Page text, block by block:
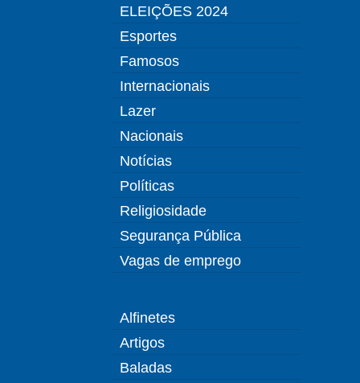
ELEIÇÕES 2024
Esportes
Famosos
Internacionais
Lazer
Nacionais
Notícias
Políticas
Religiosidade
Segurança Pública
Vagas de emprego
Alfinetes
Artigos
Baladas